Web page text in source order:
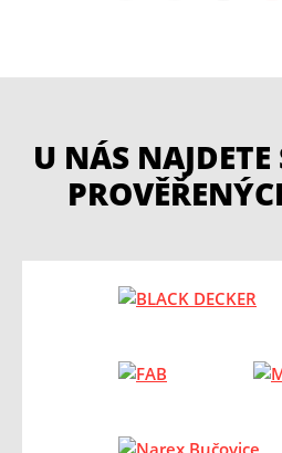
U NÁS